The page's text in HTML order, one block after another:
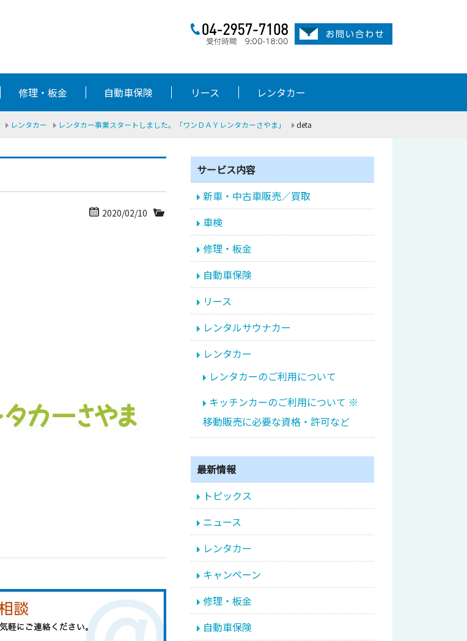
修理・板金 自動車保険 リース レンタカー
レンタカー レンタカー事業スタートしました。「ワンＤＡＹレンタカーさやま」 deta
2020/02/10
サービス内容
新車・中古車販売／買取
車検
修理・板金
自動車保険
リース
レンタルサウナカー
レンタカー
レンタカーのご利用について
キッチンカーのご利用について ※
移動販売に必要な資格・許可など
最新情報
トピックス
ニュース
レンタカー
キャンペーン
修理・板金
自動車保険